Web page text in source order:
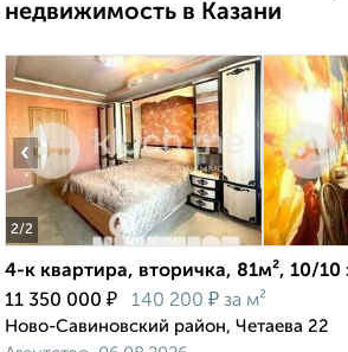
недвижимость в Казани
2/2
‹
4-к квартира, вторичка, 81м², 10/10
11 350 000 ₽ 140 200 ₽ за м²
Ново-Савиновский район, Четаева 22